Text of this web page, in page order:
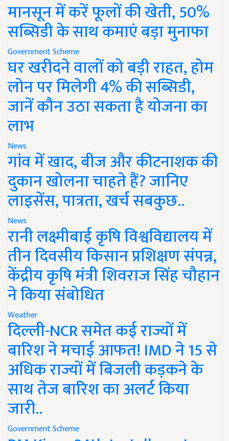
मानसून में करें फूलों की खेती, 50%
सब्सिडी के साथ कमाएं बड़ा मुनाफा
Government Scheme
घर खरीदने वालों को बड़ी राहत, होम
लोन पर मिलेगी 4% की सब्सिडी,
जानें कौन उठा सकता है योजना का
लाभ
News
गांव में खाद, बीज और कीटनाशक की
दुकान खोलना चाहते हैं? जानिए
लाइसेंस, पात्रता, खर्च सबकुछ..
News
रानी लक्ष्मीबाई कृषि विश्वविद्यालय में
तीन दिवसीय किसान प्रशिक्षण संपन्न,
केंद्रीय कृषि मंत्री शिवराज सिंह चौहान
ने किया संबोधित
Weather
दिल्ली-NCR समेत कई राज्यों में
बारिश ने मचाई आफत! IMD ने 15 से
अधिक राज्यों में बिजली कड़कने के
साथ तेज बारिश का अलर्ट किया
जारी..
Government Scheme